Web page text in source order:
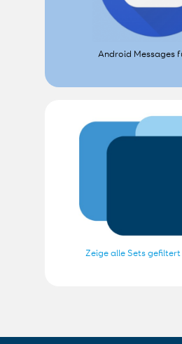
Android Messages
Zeige alle Sets